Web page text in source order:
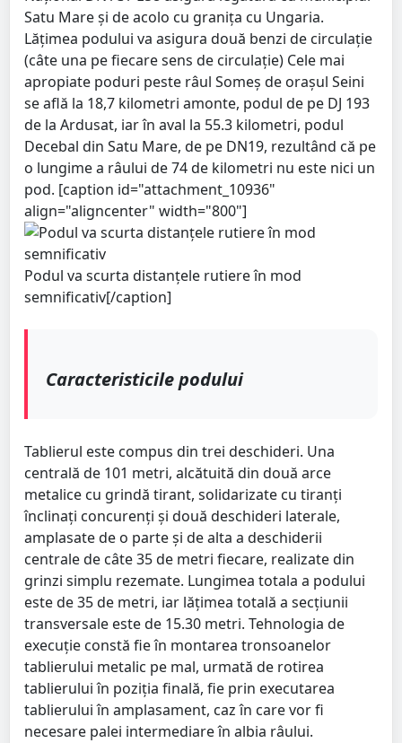
Satu Mare și de acolo cu granița cu Ungaria.
Lățimea podului va asigura două benzi de circulație
(câte una pe fiecare sens de circulație) Cele mai
apropiate poduri peste râul Someș de orașul Seini
se află la 18,7 kilometri amonte, podul de pe DJ 193
de la Ardusat, iar în aval la 55.3 kilometri, podul
Decebal din Satu Mare, de pe DN19, rezultând că pe
o lungime a râului de 74 de kilometri nu este nici un
pod. [caption id="attachment_10936"
align="aligncenter" width="800"]
Podul va scurta distanțele rutiere în mod
semnificativ[/caption]
Caracteristicile podului
Tablierul este compus din trei deschideri. Una
centrală de 101 metri, alcătuită din două arce
metalice cu grindă tirant, solidarizate cu tiranți
înclinați concurenți și două deschideri laterale,
amplasate de o parte și de alta a deschiderii
centrale de câte 35 de metri fiecare, realizate din
grinzi simplu rezemate. Lungimea totala a podului
este de 35 de metri, iar lățimea totală a secțiunii
transversale este de 15.30 metri. Tehnologia de
execuție constă fie în montarea tronsoanelor
tablierului metalic pe mal, urmată de rotirea
tablierului în poziția finală, fie prin executarea
tablierului în amplasament, caz în care vor fi
necesare palei intermediare în albia râului.